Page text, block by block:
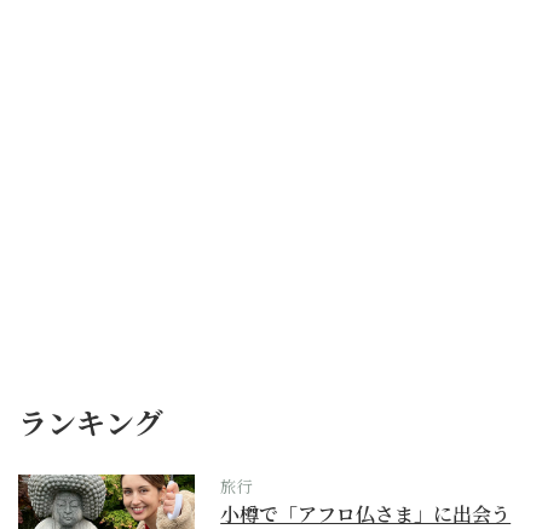
ランキング
旅行
小樽で「アフロ仏さま」に出会う